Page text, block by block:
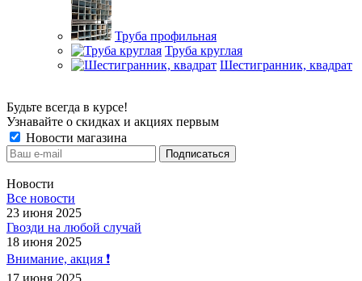
Труба профильная
Труба круглая
Шестигранник, квадрат
Будьте всегда в курсе!
Узнавайте о скидках и акциях первым
Новости магазина
Новости
Все новости
23 июня 2025
Гвозди на любой случай
18 июня 2025
Внимание, акция ❗️
17 июня 2025